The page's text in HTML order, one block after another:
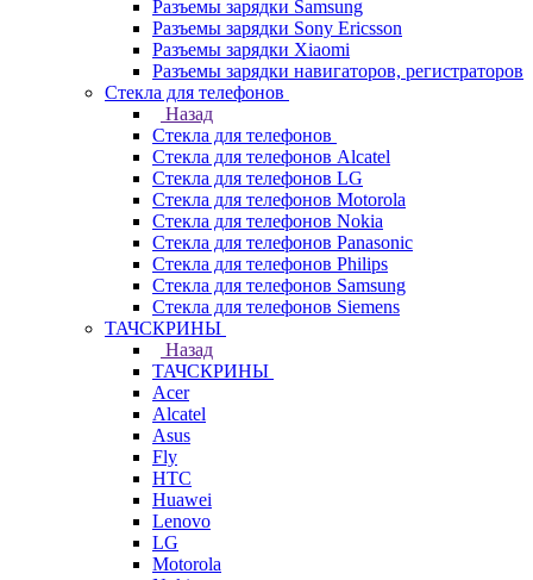
Разъемы зарядки Samsung
Разъемы зарядки Sony Ericsson
Разъемы зарядки Xiaomi
Разъемы зарядки навигаторов, регистраторов
Стекла для телефонов
Назад
Стекла для телефонов
Стекла для телефонов Alcatel
Стекла для телефонов LG
Стекла для телефонов Motorola
Стекла для телефонов Nokia
Стекла для телефонов Panasonic
Стекла для телефонов Philips
Стекла для телефонов Samsung
Стекла для телефонов Siemens
ТАЧСКРИНЫ
Назад
ТАЧСКРИНЫ
Acer
Alcatel
Asus
Fly
HTC
Huawei
Lenovo
LG
Motorola